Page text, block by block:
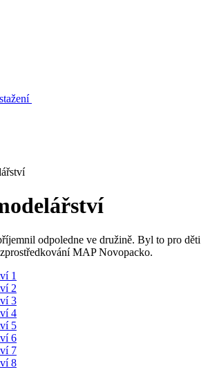
odpoledne ve družině. Byl to pro děti
MAP Novopacko.